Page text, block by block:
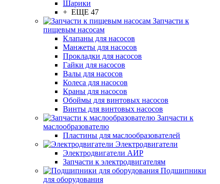
Шарики
+ ЕЩЕ 47
Запчасти к
пищевым насосам
Клапаны для насосов
Манжеты для насосов
Прокладки для насосов
Гайки для насосов
Валы для насосов
Колеса для насосов
Краны для насосов
Обоймы для винтовых насосов
Винты для винтовых насосов
Запчасти к
маслообразователю
Пластины для маслообразователей
Электродвигатели
Электродвигатели АИР
Запчасти к электродвигателям
Подшипники
для оборудования